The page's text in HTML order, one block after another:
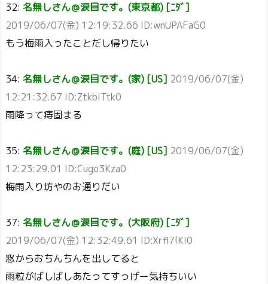
32: 名無しさん＠涙目です。(東京都) [ﾆﾀﾞ]
2019/06/07(金) 12:19:32.66 ID:wnUPAFaG0
もう梅雨入ったことだし帰りたい
34: 名無しさん＠涙目です。(家) [US] 2019/06/07(金)
12:21:32.67 ID:ZtkbITtk0
雨降って痔固まる
35: 名無しさん＠涙目です。(庭) [US] 2019/06/07(金)
12:23:29.01 ID:Cugo3Kza0
梅雨入り坊やのお通りだい
37: 名無しさん＠涙目です。(大阪府) [ﾆﾀﾞ]
2019/06/07(金) 12:32:49.61 ID:Xrfl7lKI0
窓からおちんちんを出してると
雨粒がばしばしあたってすっげー気持ちいい